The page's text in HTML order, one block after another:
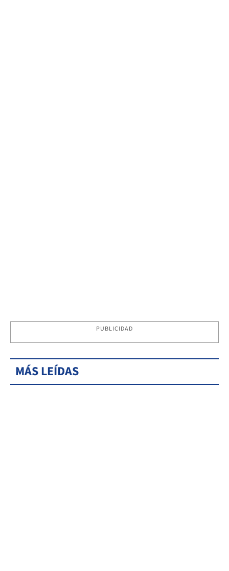
PUBLICIDAD
MÁS LEÍDAS